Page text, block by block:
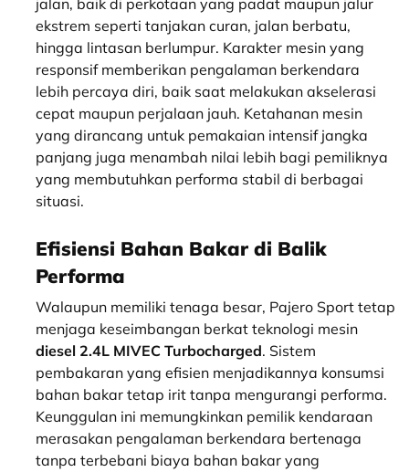
jalan, baik di perkotaan yang padat maupun jalur
ekstrem seperti tanjakan curan, jalan berbatu,
hingga lintasan berlumpur. Karakter mesin yang
responsif memberikan pengalaman berkendara
lebih percaya diri, baik saat melakukan akselerasi
cepat maupun perjalaan jauh. Ketahanan mesin
yang dirancang untuk pemakaian intensif jangka
panjang juga menambah nilai lebih bagi pemiliknya
yang membutuhkan performa stabil di berbagai
situasi.
Efisiensi Bahan Bakar di Balik
Performa
Walaupun memiliki tenaga besar, Pajero Sport tetap
menjaga keseimbangan berkat teknologi mesin
diesel 2.4L MIVEC Turbocharged. Sistem
pembakaran yang efisien menjadikannya konsumsi
bahan bakar tetap irit tanpa mengurangi performa.
Keunggulan ini memungkinkan pemilik kendaraan
merasakan pengalaman berkendara bertenaga
tanpa terbebani biaya bahan bakar yang